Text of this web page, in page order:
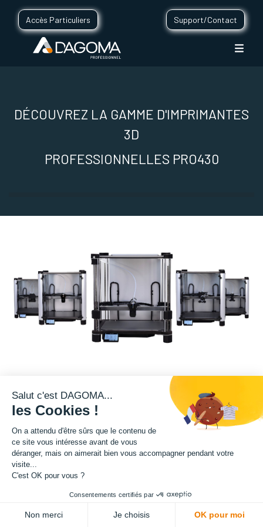
Accès Particuliers Support/Contact
DÉCOUVREZ LA GAMME D'IMPRIMANTES
3D
PROFESSIONNELLES PRO430
La puissance de l'impression 3D au service des professionnels
et des entreprises! Cette imprimante 3D professionnelle grand
format incarne notre passion pour l'innovation et notre
engagement à répondre aux besoins des entreprises, des
professionnels et des industriels.
Salut c'est DAGOMA...
les Cookies !
On a attendu d'être sûrs que le contenu de
ce site vous intéresse avant de vous
déranger, mais on aimerait bien vous accompagner pendant votre
visite...
C'est OK pour vous ?
Consentements certifiés par
Non merci Je choisis OK pour moi